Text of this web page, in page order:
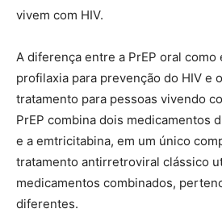
vivem com HIV.
A diferença entre a PrEP oral como
profilaxia para prevenção do HIV e
tratamento para pessoas vivendo
PrEP combina dois medicamentos
e a emtricitabina, em um único
tratamento antirretroviral clássico
medicamentos combinados,
diferentes.